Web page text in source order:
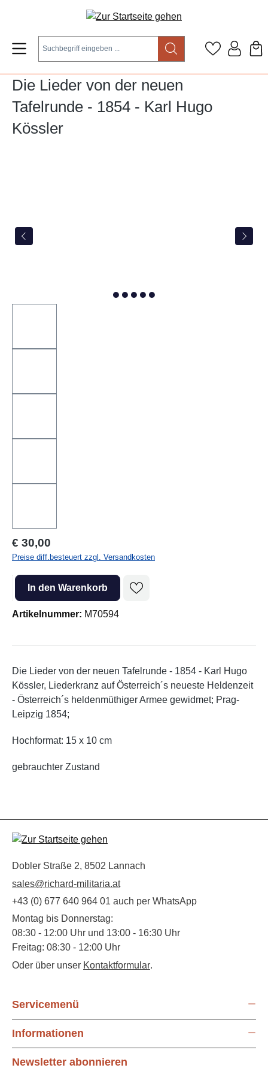
Zum Hauptinhalt springen
Die Lieder von der neuen
Tafelrunde - 1854 - Karl Hugo
Kössler
Regulärer Preis:
€ 30,00
Preise diff.besteuert zzgl. Versandkosten
Produkt Anzahl: Gib den gewünschten Wert ein oder benutze die
In den Warenkorb
Artikelnummer: M70594
Die Lieder von der neuen Tafelrunde - 1854 - Karl Hugo
Kössler, Liederkranz auf Österreich´s neueste Heldenzeit
- Österreich´s heldenmüthiger Armee gewidmet; Prag-
Leipzig 1854;
Hochformat: 15 x 10 cm
gebrauchter Zustand
Dobler Straße 2, 8502 Lannach
sales@richard-militaria.at
+43 (0) 677 640 964 01 auch per WhatsApp
Montag bis Donnerstag:
08:30 - 12:00 Uhr und 13:00 - 16:30 Uhr
Freitag: 08:30 - 12:00 Uhr
Oder über unser Kontaktformular.
Servicemenü
Informationen
Newsletter abonnieren